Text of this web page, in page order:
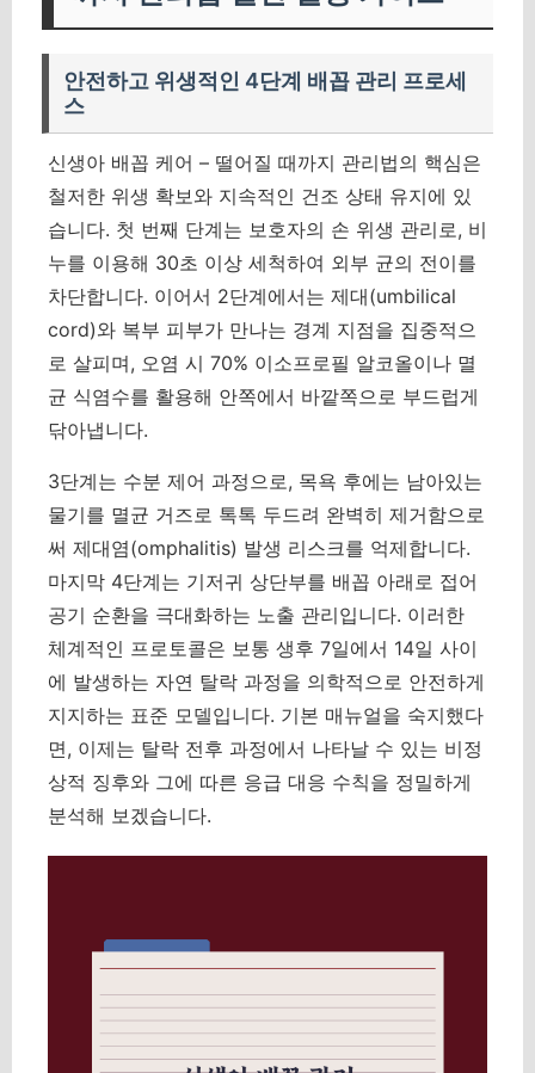
안전하고 위생적인 4단계 배꼽 관리 프로세
스
신생아 배꼽 케어 – 떨어질 때까지 관리법의 핵심은
철저한 위생 확보와 지속적인 건조 상태 유지에 있
습니다. 첫 번째 단계는 보호자의 손 위생 관리로, 비
누를 이용해 30초 이상 세척하여 외부 균의 전이를
차단합니다. 이어서 2단계에서는 제대(umbilical
cord)와 복부 피부가 만나는 경계 지점을 집중적으
로 살피며, 오염 시 70% 이소프로필 알코올이나 멸
균 식염수를 활용해 안쪽에서 바깥쪽으로 부드럽게
닦아냅니다.
3단계는 수분 제어 과정으로, 목욕 후에는 남아있는
물기를 멸균 거즈로 톡톡 두드려 완벽히 제거함으로
써 제대염(omphalitis) 발생 리스크를 억제합니다.
마지막 4단계는 기저귀 상단부를 배꼽 아래로 접어
공기 순환을 극대화하는 노출 관리입니다. 이러한
체계적인 프로토콜은 보통 생후 7일에서 14일 사이
에 발생하는 자연 탈락 과정을 의학적으로 안전하게
지지하는 표준 모델입니다. 기본 매뉴얼을 숙지했다
면, 이제는 탈락 전후 과정에서 나타날 수 있는 비정
상적 징후와 그에 따른 응급 대응 수칙을 정밀하게
분석해 보겠습니다.